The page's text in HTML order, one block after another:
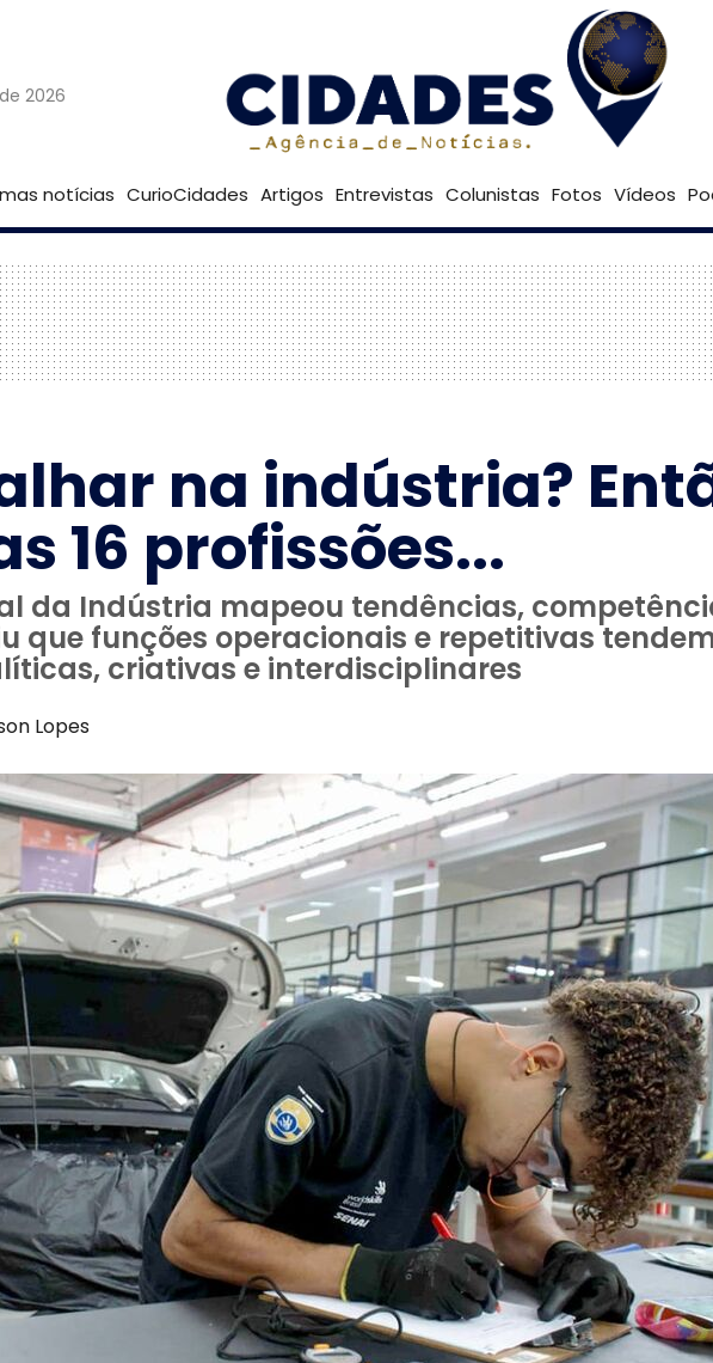
2026 Goiânia 27º Brasília
notícias CurioCidades Artigos Entrevistas Colunistas Fotos Vídeos
na indústria?
16 profissões...
da Indústria mapeou tendências,
que funções operacionais e repetitivas
criativas e interdisciplinares
Lopes